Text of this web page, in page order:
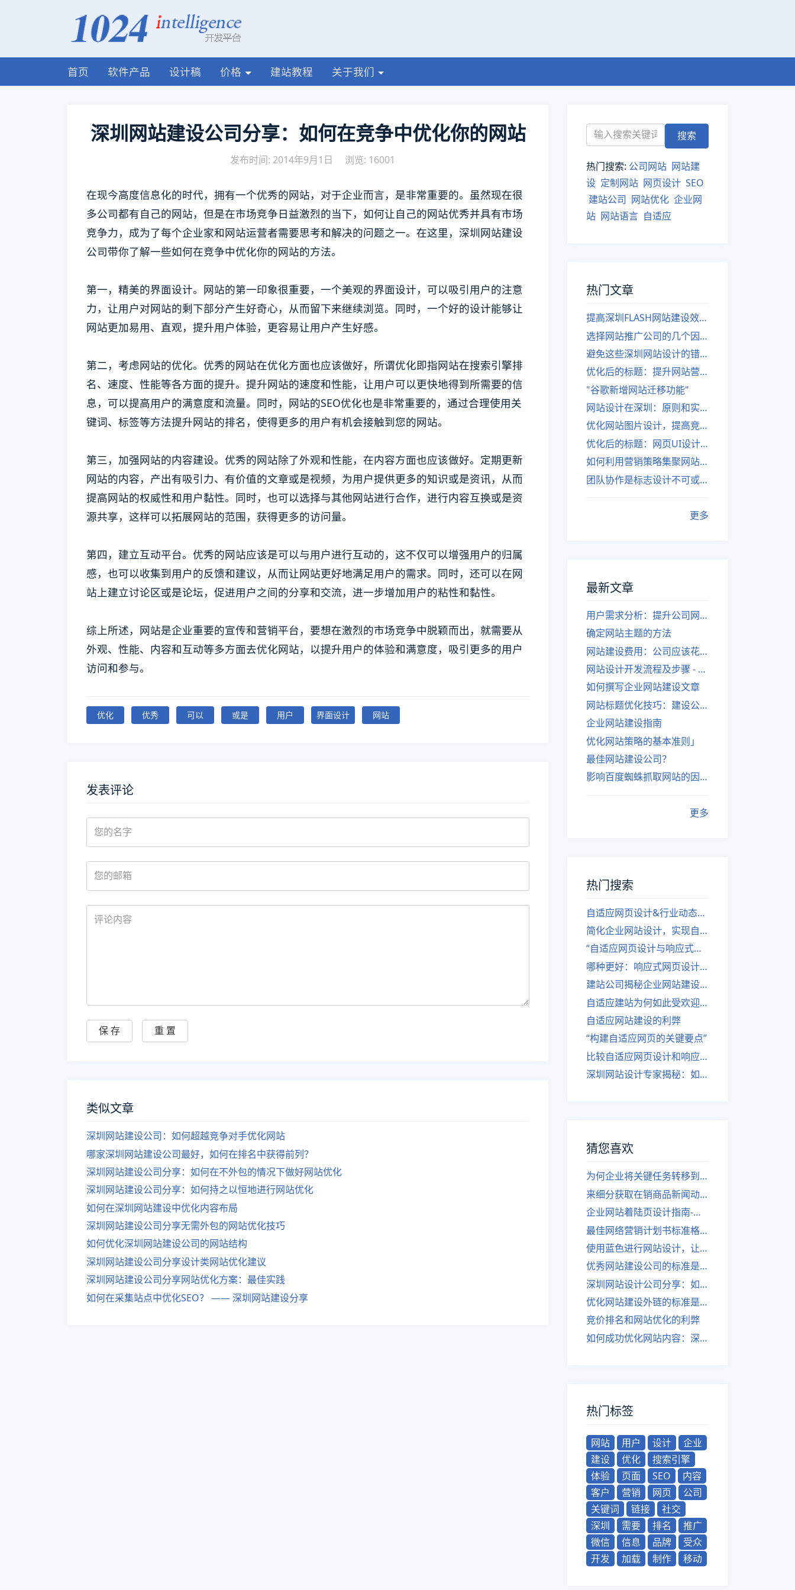
首页 软件产品 设计稿 价格 建站教程 关于我们
深圳网站建设公司分享：如何在竞争中优化你的网站
发布时间: 2014年9月1日 浏览: 16001
在现今高度信息化的时代，拥有一个优秀的网站，对于企业而言，是非常重要的。虽然现在很
多公司都有自己的网站，但是在市场竞争日益激烈的当下，如何让自己的网站优秀并具有市场
竞争力，成为了每个企业家和网站运营者需要思考和解决的问题之一。在这里，深圳网站建设
公司带你了解一些如何在竞争中优化你的网站的方法。
第一，精美的界面设计。网站的第一印象很重要，一个美观的界面设计，可以吸引用户的注意
力，让用户对网站的剩下部分产生好奇心，从而留下来继续浏览。同时，一个好的设计能够让
网站更加易用、直观，提升用户体验，更容易让用户产生好感。
第二，考虑网站的优化。优秀的网站在优化方面也应该做好，所谓优化即指网站在搜索引擎排
名、速度、性能等各方面的提升。提升网站的速度和性能，让用户可以更快地得到所需要的信
息，可以提高用户的满意度和流量。同时，网站的SEO优化也是非常重要的，通过合理使用关
键词、标签等方法提升网站的排名，使得更多的用户有机会接触到您的网站。
第三，加强网站的内容建设。优秀的网站除了外观和性能，在内容方面也应该做好。定期更新
网站的内容，产出有吸引力、有价值的文章或是视频，为用户提供更多的知识或是资讯，从而
提高网站的权威性和用户黏性。同时，也可以选择与其他网站进行合作，进行内容互换或是资
源共享，这样可以拓展网站的范围，获得更多的访问量。
第四，建立互动平台。优秀的网站应该是可以与用户进行互动的，这不仅可以增强用户的归属
感，也可以收集到用户的反馈和建议，从而让网站更好地满足用户的需求。同时，还可以在网
站上建立讨论区或是论坛，促进用户之间的分享和交流，进一步增加用户的粘性和黏性。
综上所述，网站是企业重要的宣传和营销平台，要想在激烈的市场竞争中脱颖而出，就需要从
外观、性能、内容和互动等多方面去优化网站，以提升用户的体验和满意度，吸引更多的用户
访问和参与。
优化 优秀 可以 或是 用户 界面设计 网站
发表评论
类似文章
深圳网站建设公司：如何超越竞争对手优化网站
哪家深圳网站建设公司最好，如何在排名中获得前列？
深圳网站建设公司分享：如何在不外包的情况下做好网站优化
深圳网站建设公司分享：如何持之以恒地进行网站优化
如何在深圳网站建设中优化内容布局
深圳网站建设公司分享无需外包的网站优化技巧
如何优化深圳网站建设公司的网站结构
深圳网站建设公司分享设计类网站优化建议
深圳网站建设公司分享网站优化方案：最佳实践
如何在采集站点中优化SEO？ —— 深圳网站建设分享
热门搜索: 公司网站 网站建
设 定制网站 网页设计 SEO
建站公司 网站优化 企业网
站 网站语言 自适应
热门文章
提高深圳FLASH网站建设效率的建议
选择网站推广公司的几个因素
避免这些深圳网站设计的错误
优化后的标题：提升网站营销绩效的策略
"谷歌新增网站迁移功能"
网站设计在深圳：原则和实践
优化网站图片设计，提高竞争力
优化后的标题：网页UI设计与APP UI设计应用软件
如何利用营销策略集聚网站流量
团队协作是标志设计不可或缺的一部分
更多
最新文章
用户需求分析：提升公司网站建设效果
确定网站主题的方法
网站建设费用：公司应该花费多少？
网站设计开发流程及步骤 - 优化后的标题
如何撰写企业网站建设文章
网站标题优化技巧：建设公司的专业指导
企业网站建设指南
优化网站策略的基本准则」
最佳网站建设公司？
影响百度蜘蛛抓取网站的因素有哪些？
更多
热门搜索
自适应网页设计&行业动态，关注建站。
简化企业网站设计，实现自适应设计的方法
“自适应网页设计与响应式网站建设的异同”
哪种更好：响应式网页设计还是自适应网站？
建站公司揭秘企业网站建设核心原则
自适应建站为何如此受欢迎？
自适应网站建设的利弊
“构建自适应网页的关键要点”
比较自适应网页设计和响应式网站的差异
深圳网站设计专家揭秘：如何实现自适应网页设计
猜您喜欢
为何企业将关键任务转移到X86平台？
来细分获取在销商品新闻动态，策划网站高效运作！
企业网站着陆页设计指南-深圳网站建设专家分享成功方法
最佳网络营销计划书标准格式
使用蓝色进行网站设计，让你更加成功！
优秀网站建设公司的标准是什么？
深圳网站设计公司分享：如何让企业网络营销更加高效？
优化网站建设外链的标准是什么？
竞价排名和网站优化的利弊
如何成功优化网站内容：深圳网站建设公司的黄金法则
热门标签
网站 用户 设计
企业
建设
优化
搜索引擎
体验
页面 SEO
内容
客户
营销 网页
公司
关键词
链接
社交
深圳
需要 排名
推广
微信
信息 品牌
受众
开发
加载 制作 移动